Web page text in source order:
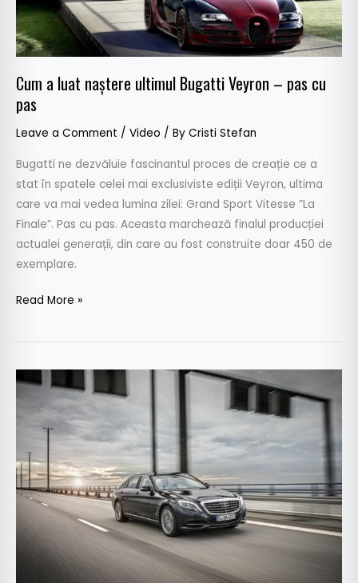
Cum a luat naștere ultimul Bugatti Veyron – pas cu
pas
Leave a Comment / Video / By Cristi Stefan
Bugatti ne dezvăluie fascinantul proces de creație ce a
stat în spatele celei mai exclusiviste ediții Veyron, ultima
care va mai vedea lumina zilei: Grand Sport Vitesse ”La
Finale”. Pas cu pas. Aceasta marchează finalul producției
actualei generații, din care au fost construite doar 450 de
exemplare.
–
pas
cu
pas
Read More »
Noul
Mercedes
Clasa
este
mașina
oficială
României,